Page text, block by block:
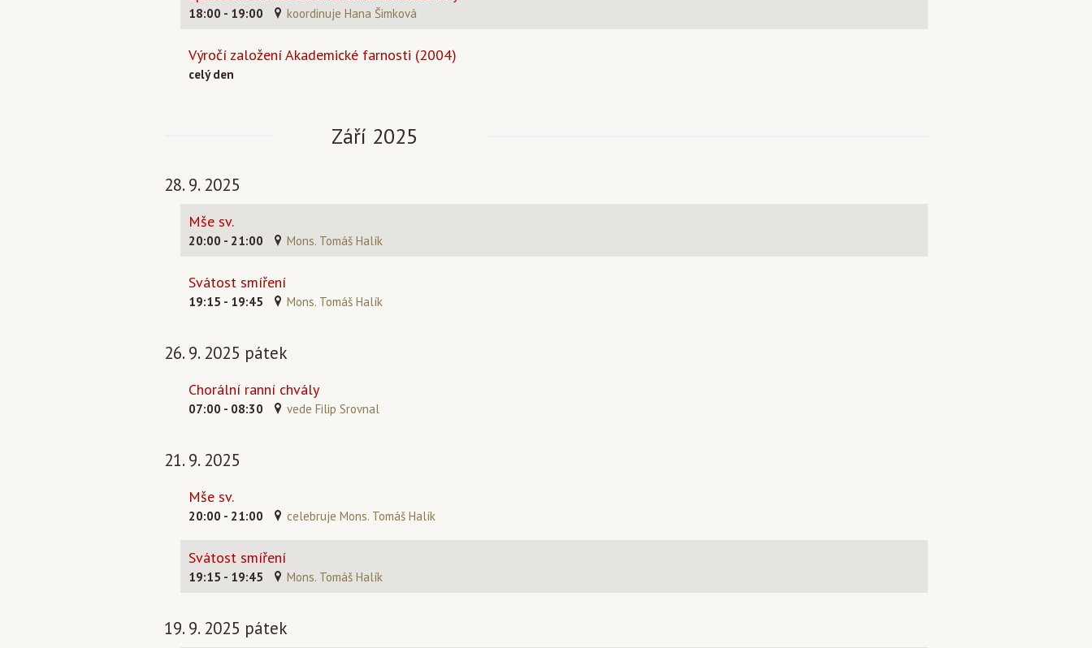
18:00 - 19:00 koordinuje Hana Šimková
Výročí založení Akademické farnosti (2004)
celý den
Září 2025
28. 9. 2025
Mše sv.
20:00 - 21:00 Mons. Tomáš Halík
Svátost smíření
19:15 - 19:45 Mons. Tomáš Halík
26. 9. 2025 pátek
Chorální ranní chvály
07:00 - 08:30 vede Filip Srovnal
21. 9. 2025
Mše sv.
20:00 - 21:00 celebruje Mons. Tomáš Halík
Svátost smíření
19:15 - 19:45 Mons. Tomáš Halík
19. 9. 2025 pátek